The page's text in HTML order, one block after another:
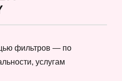
фильтров — по
услугам